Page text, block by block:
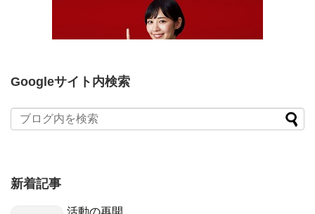
Googleサイト内検索
新着記事
活動の再開